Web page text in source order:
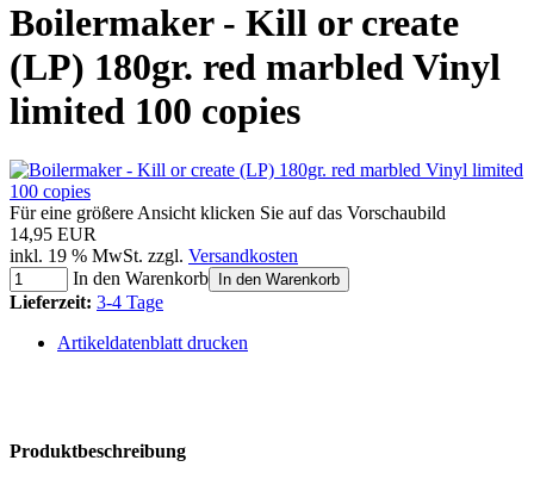
Boilermaker - Kill or create
(LP) 180gr. red marbled Vinyl
limited 100 copies
Für eine größere Ansicht klicken Sie auf das Vorschaubild
14,95 EUR
inkl. 19 % MwSt. zzgl. Versandkosten
In den Warenkorb
In den Warenkorb
Lieferzeit: 3-4 Tage
Artikeldatenblatt drucken
Produktbeschreibung